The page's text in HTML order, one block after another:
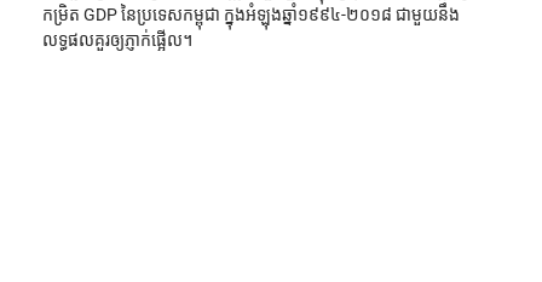
កម្រិត GDP នៃប្រទេសកម្ពុជា ក្នុងអំឡុងឆ្នាំ១៩៩៤-២០១៨ ជាមួយនឹង
លទ្ធផលគួរឲ្យភ្ញាក់ផ្អើល។